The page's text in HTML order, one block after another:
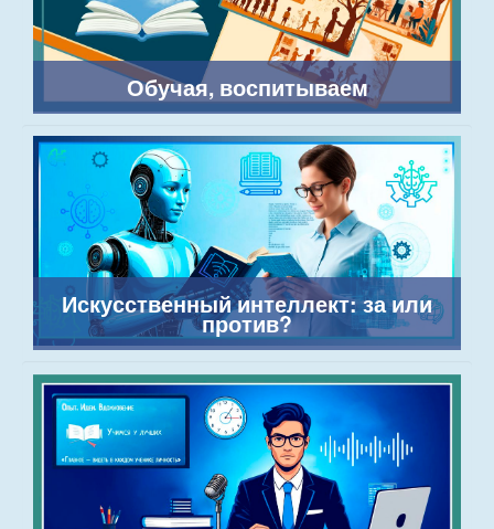
Обучая, воспитываем
Искусственный интеллект: за или
против?